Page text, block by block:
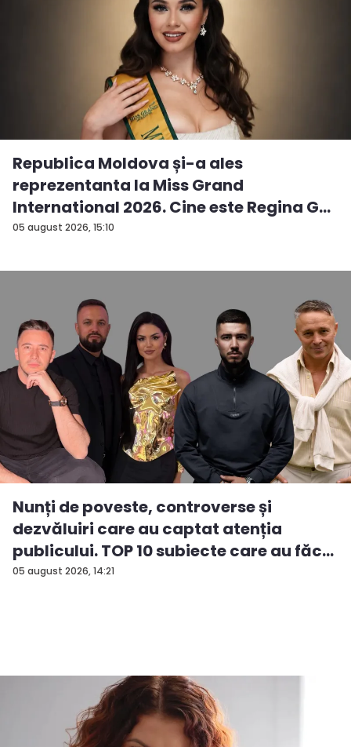
05 august 2026, 15:10
Republica Moldova și-a ales
reprezentanta la Miss Grand
International 2026. Cine este Regina G...
05 august 2026, 14:21
Nunți de poveste, controverse și
dezvăluiri care au captat atenția
publicului. TOP 10 subiecte care au făc...